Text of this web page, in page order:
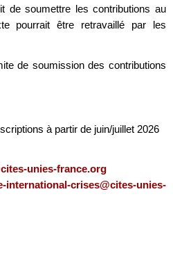
de soumettre les contributions au
pourrait être retravaillé par les
de soumission des contributions
à partir de juin/juillet 2026
unies-france.org
international-crises@cites-unies-